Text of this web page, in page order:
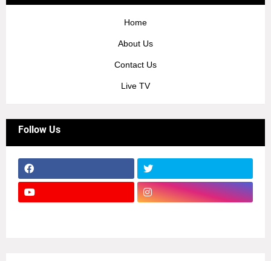
Home
About Us
Contact Us
Live TV
Follow Us